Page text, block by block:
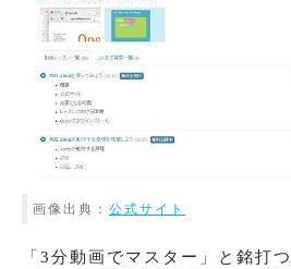
画像出典： 公式サイト
「3分動画でマスター」と銘打